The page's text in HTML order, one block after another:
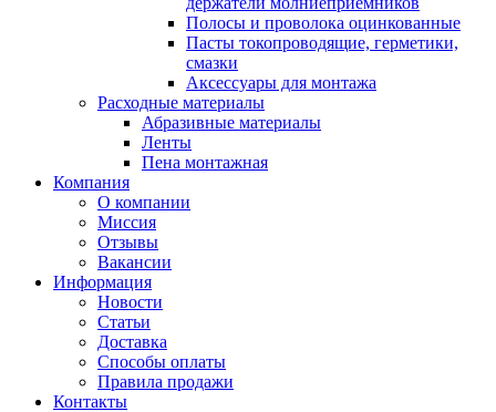
Полосы и проволока оцинкованные
Пасты токопроводящие, герметики,
смазки
Аксессуары для монтажа
Расходные материалы
Абразивные материалы
Ленты
Пена монтажная
Компания
О компании
Миссия
Отзывы
Вакансии
Информация
Новости
Статьи
Доставка
Способы оплаты
Правила продажи
Контакты